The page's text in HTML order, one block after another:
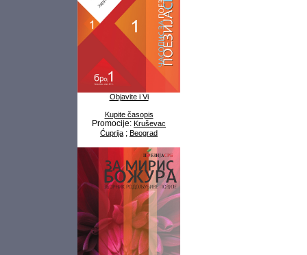
Objavite i Vi
Kupite časopis
Promocije: Kruševac
Ćuprija ; Beograd